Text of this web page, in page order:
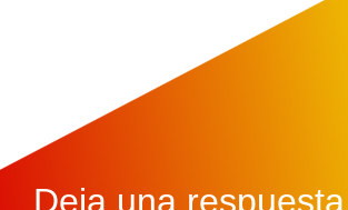
Deja una respuesta